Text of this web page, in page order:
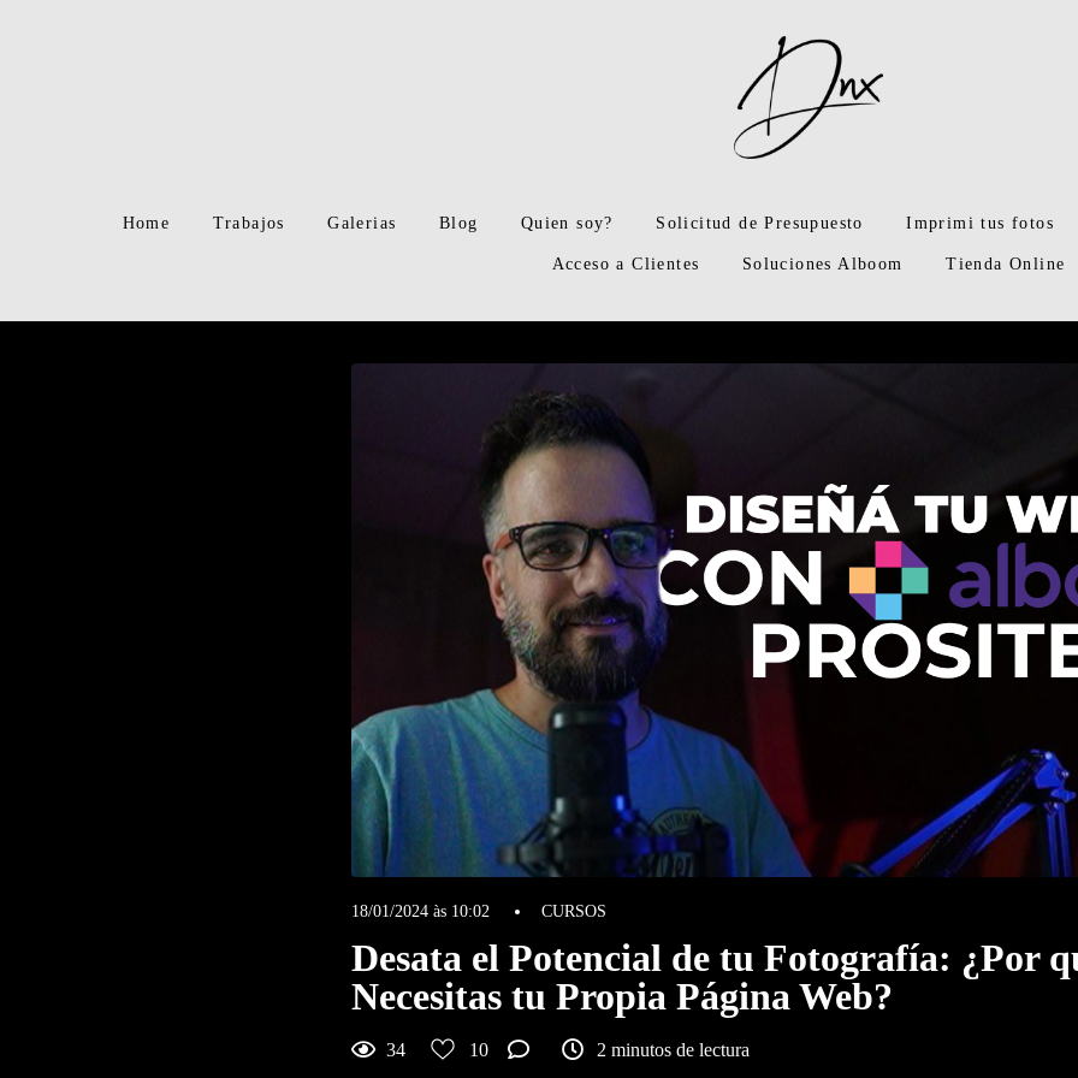
Home Trabajos Galerias Blog Quien soy? Solicitud de Presupuesto Imprimi tus fotos
Acceso a Clientes Soluciones Alboom Tienda Online
18/01/2024 às 10:02 CURSOS
Desata el Potencial de tu Fotografía: ¿Por
Necesitas tu Propia Página Web?
34 10 2 minutos de lectura